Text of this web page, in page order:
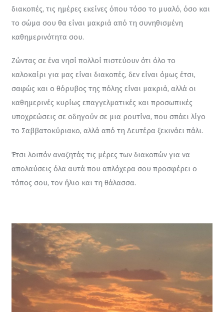
διακοπές, τις ημέρες εκείνες όπου τόσο το μυαλό, όσο και
το σώμα σου θα είναι μακριά από τη συνηθισμένη
καθημερινότητα σου.
Ζώντας σε ένα νησί πολλοί πιστεύουν ότι όλο το
καλοκαίρι για μας είναι διακοπές, δεν είναι όμως έτσι,
σαφώς και ο θόρυβος της πόλης είναι μακριά, αλλά οι
καθημερινές κυρίως επαγγελματικές και προσωπικές
υποχρεώσεις σε οδηγούν σε μια ρουτίνα, που σπάει λίγο
το Σαββατοκύριακο, αλλά από τη Δευτέρα ξεκινάει πάλι.
Έτσι λοιπόν αναζητάς τις μέρες των διακοπών για να
απολαύσεις όλα αυτά που απλόχερα σου προσφέρει ο
τόπος σου, τον ήλιο και τη θάλασσα.